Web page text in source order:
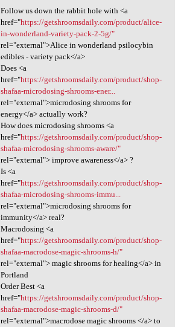
Follow us down the rabbit hole with <a
href="https://getshroomsdaily.com/product/alice-
in-wonderland-variety-pack-2-5g/"
rel="external">Alice in wonderland psilocybin
edibles - variety pack</a>
Does <a
href="https://getshroomsdaily.com/product/shop-
shafaa-microdosing-shrooms-ener...
rel="external">microdosing shrooms for
energy</a> actually work?
How does microdosing shrooms <a
href="https://getshroomsdaily.com/product/shop-
shafaa-microdosing-shrooms-aware/"
rel="external"> improve awareness</a> ?
Is <a
href="https://getshroomsdaily.com/product/shop-
shafaa-microdosing-shrooms-immu...
rel="external">microdosing shrooms for
immunity</a> real?
Macrodosing <a
href="https://getshroomsdaily.com/product/shop-
shafaa-macrodose-magic-shrooms-h/"
rel="external"> magic shrooms for healing</a> in
Portland
Order Best <a
href="https://getshroomsdaily.com/product/shop-
shafaa-macrodose-magic-shrooms-d/"
rel="external">macrodose magic shrooms </a> to